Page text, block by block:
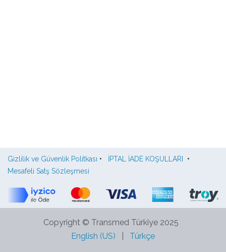
Gizlilik ve Güvenlik Politkası • İPTAL İADE KOŞULLARI
•
Mesafeli Satş Sözleşmesi
Copyright © Transmed Türkiye 2025
English (US)
Türkçe